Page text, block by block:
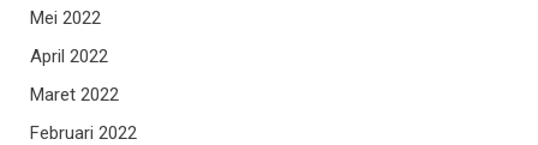
Mei 2022
April 2022
Maret 2022
Februari 2022